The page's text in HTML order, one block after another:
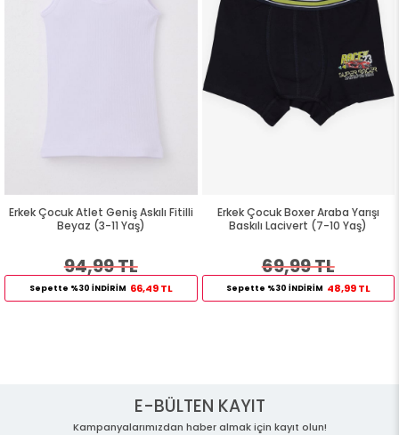
Erkek Çocuk Atlet Geniş Askılı Fitilli
Beyaz (3-11 Yaş)
94,99 TL
Sepette %30 İNDİRİM 66,49 TL
Erkek Çocuk Boxer Araba Yarışı
Baskılı Lacivert (7-10 Yaş)
69,99 TL
Sepette %30 İNDİRİM 48,99 TL
E-BÜLTEN KAYIT
Kampanyalarımızdan haber almak için kayıt olun!